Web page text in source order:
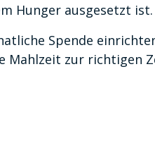
Hunger ausgesetzt ist.
Spende
Mahlzeit zur richtigen